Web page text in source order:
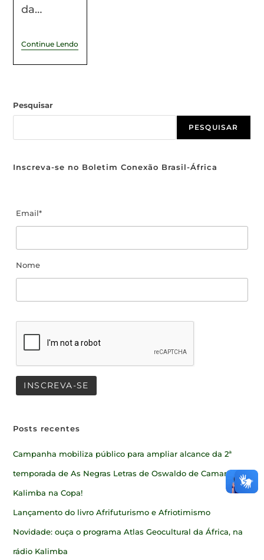
da…
Continue Lendo
Pesquisar
PESQUISAR
Inscreva-se no Boletim Conexão Brasil-África
Email*
Nome
Posts recentes
Campanha mobiliza público para ampliar alcance da 2ª
temporada de As Negras Letras de Oswaldo de Camargo
Kalimba na Copa!
Lançamento do livro Afrifuturismo e Afriotimismo
Novidade: ouça o programa Atlas Geocultural da África, na
rádio Kalimba